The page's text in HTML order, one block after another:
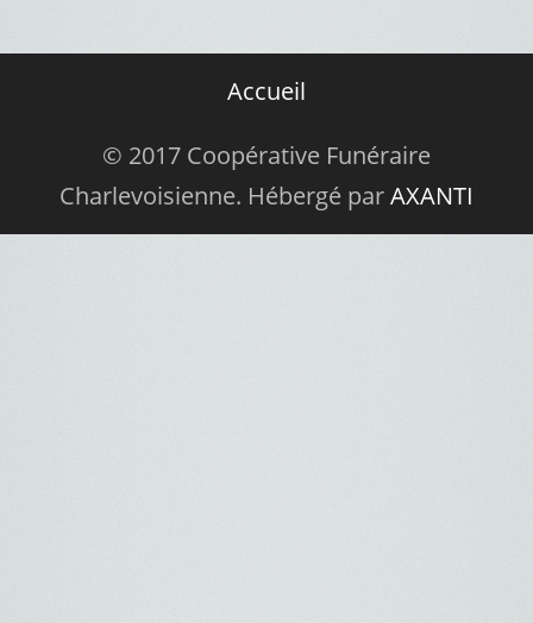
Accueil
© 2017 Coopérative Funéraire
Charlevoisienne. Hébergé parAXANTI